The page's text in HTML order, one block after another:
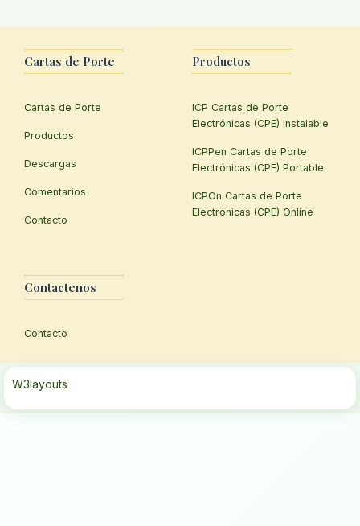
Cartas de Porte
Cartas de Porte
Productos
Descargas
Comentarios
Contacto
Productos
ICP Cartas de Porte
Electrónicas (CPE) Instalable
ICPPen Cartas de Porte
Electrónicas (CPE) Portable
ICPOn Cartas de Porte
Electrónicas (CPE) Online
Contactenos
Contacto
W3layouts